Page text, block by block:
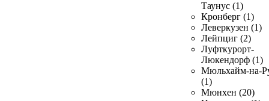
Таунус (1)
Кронберг (1)
Леверкузен (1)
Лейпциг (2)
Луфткурорт-
Люкендорф (1)
Мюльхайм-на-
(1)
Мюнхен (20)